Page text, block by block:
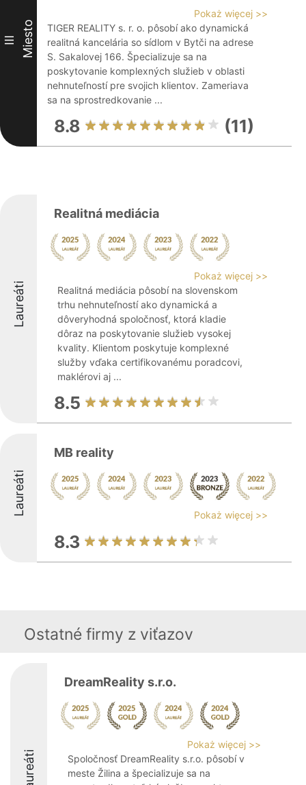
III Miesto
Pokaż więcej >>
TIGER REALITY s. r. o. pôsobí ako dynamická
realitná kancelária so sídlom v Bytči na adrese
S. Sakalovej 166. Špecializuje sa na
poskytovanie komplexných služieb v oblasti
nehnuteľností pre svojich klientov. Zameriava
sa na sprostredkovanie ...
8.8 (11)
Laureáti
Realitná mediácia
Pokaż więcej >>
Realitná mediácia pôsobí na slovenskom
trhu nehnuteľností ako dynamická a
dôveryhodná spoločnosť, ktorá kladie
dôraz na poskytovanie služieb vysokej
kvality. Klientom poskytuje komplexné
služby vďaka certifikovanému poradcovi,
maklérovi aj ...
8.5
Laureáti
MB reality
Pokaż więcej >>
8.3
Ostatné firmy z viťazov
Laureáti
DreamReality s.r.o.
Pokaż więcej >>
Spoločnosť DreamReality s.r.o. pôsobí v
meste Žilina a špecializuje sa na